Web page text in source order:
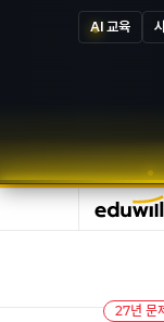
AI 교육 시
27년 문